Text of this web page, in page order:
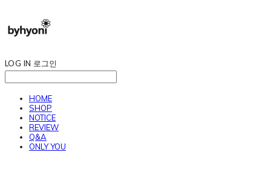
LOG IN 로그인
HOME
SHOP
NOTICE
REVIEW
Q&A
ONLY YOU